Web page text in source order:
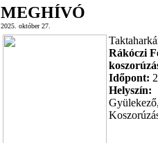
MEGHÍVÓ
2025. október 27.
Rákóczi
Időpont:
Helyszín: